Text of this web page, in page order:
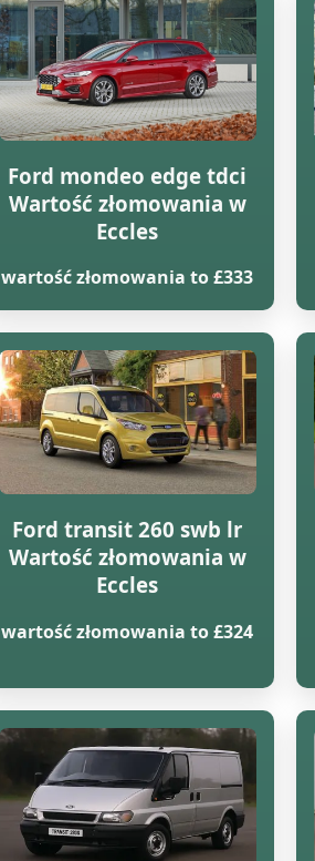
Ford mondeo edge tdci
Wartość złomowania w
Eccles
wartość złomowania to £333
Ford transit 260 swb lr
Wartość złomowania w
Eccles
wartość złomowania to £324